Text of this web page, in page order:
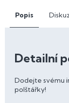
Popis
Detailní
Dodejte svému
polštářky!